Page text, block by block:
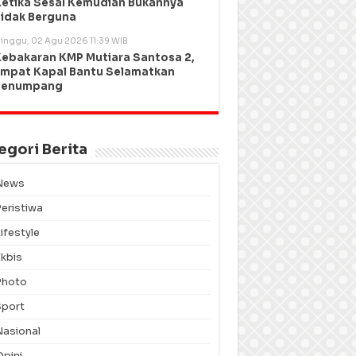
Sesal Kemudian Bukannya
Berguna
02 Agu 2026 11:39 WIB
KMP Mutiara Santosa 2,
Kapal Bantu Selamatkan
Berita